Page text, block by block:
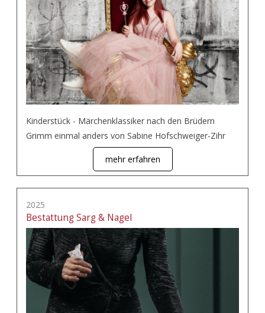
Kinderstück - Märchenklassiker nach den Brüdern
Grimm einmal anders von Sabine Hofschweiger-Zihr
mehr erfahren
2025
Bestattung Sarg & Nagel